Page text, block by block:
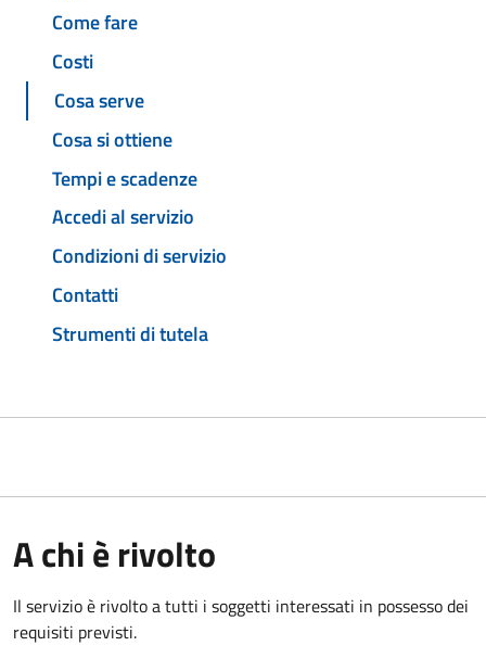
Come fare
Costi
Cosa serve
Cosa si ottiene
Tempi e scadenze
Accedi al servizio
Condizioni di servizio
Contatti
Strumenti di tutela
A chi è rivolto
Il servizio è rivolto a tutti i soggetti interessati in possesso dei
requisiti previsti.